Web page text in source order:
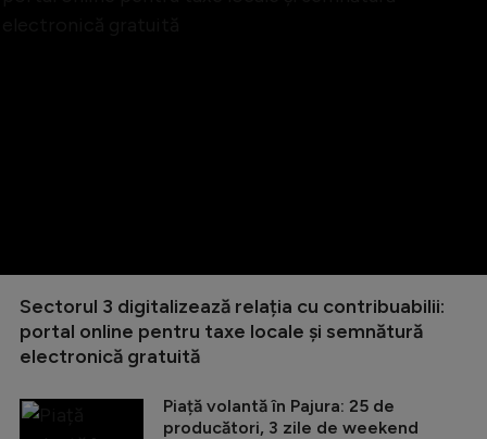
Sectorul 3 digitalizează relația cu contribuabilii:
portal online pentru taxe locale și semnătură
electronică gratuită
Piață volantă în Pajura: 25 de
producători, 3 zile de weekend